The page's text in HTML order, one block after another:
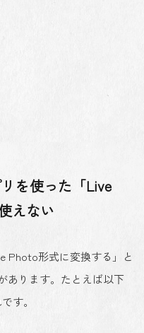
を使った「Live
えない
Photo形式に変換する」と
あります。たとえば以下
す。